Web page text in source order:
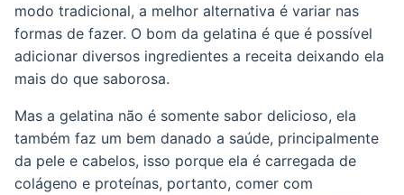
modo tradicional, a melhor alternativa é variar nas
formas de fazer. O bom da gelatina é que é possível
adicionar diversos ingredientes a receita deixando ela
mais do que saborosa.
Mas a gelatina não é somente sabor delicioso, ela
também faz um bem danado a saúde, principalmente
da pele e cabelos, isso porque ela é carregada de
colágeno e proteínas, portanto, comer com